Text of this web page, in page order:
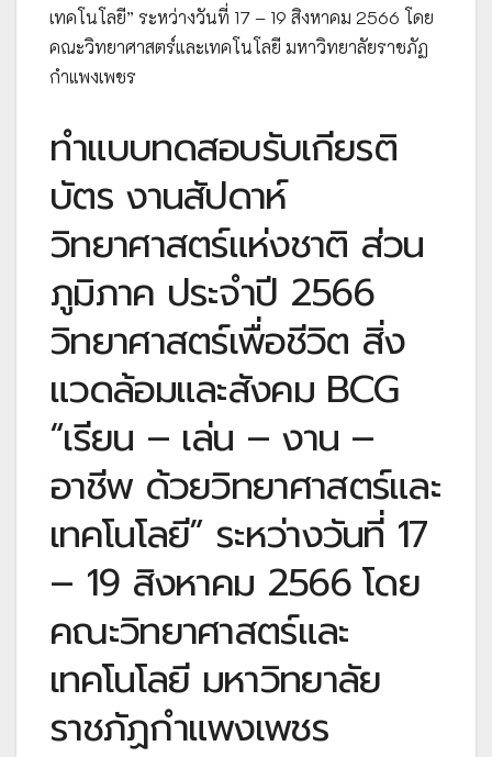
เทคโนโลยี” ระหว่างวันที่ 17 – 19 สิงหาคม 2566 โดย
คณะวิทยาศาสตร์และเทคโนโลยี มหาวิทยาลัยราชภัฏ
กำแพงเพชร
ทำแบบทดสอบรับเกียรติ
บัตร งานสัปดาห์
วิทยาศาสตร์แห่งชาติ ส่วน
ภูมิภาค ประจำปี 2566
วิทยาศาสตร์เพื่อชีวิต สิ่ง
แวดล้อมและสังคม BCG
“เรียน – เล่น – งาน –
อาชีพ ด้วยวิทยาศาสตร์และ
เทคโนโลยี” ระหว่างวันที่ 17
– 19 สิงหาคม 2566 โดย
คณะวิทยาศาสตร์และ
เทคโนโลยี มหาวิทยาลัย
ราชภัฏกำแพงเพชร